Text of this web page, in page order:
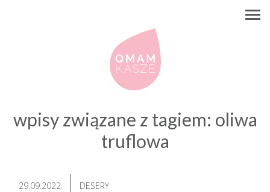
wpisy związane z tagiem: oliwa
truflowa
29.09.2022 DESERY